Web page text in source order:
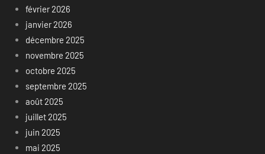
février 2026
janvier 2026
décembre 2025
novembre 2025
octobre 2025
septembre 2025
août 2025
juillet 2025
juin 2025
mai 2025